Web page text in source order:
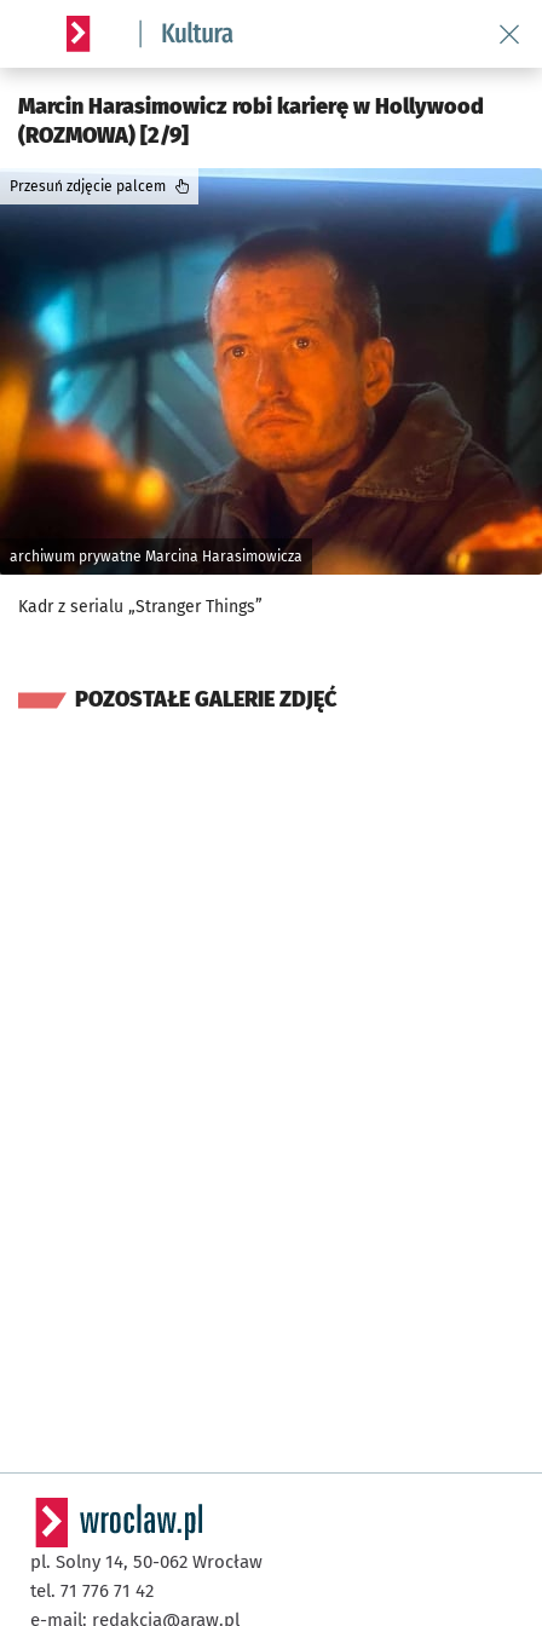
Serwis informacyjny wroclaw.pl podserwis: Kultura
Marcin Harasimowicz robi karierę w Hollywood
(ROZMOWA) [2/9]
archiwum prywatne Marcina Harasimowicza
Przesuń zdjęcie palcem
Kadr z serialu „Stranger Things”
POZOSTAŁE GALERIE ZDJĘĆ
pl. Solny 14, 50-062 Wrocław
tel. 71 776 71 42
e-mail: redakcja@araw.pl